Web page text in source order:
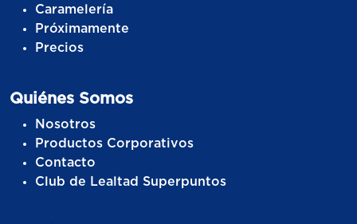
Caramelería
Próximamente
Precios
Quiénes Somos
Nosotros
Productos Corporativos
Contacto
Club de Lealtad Superpuntos